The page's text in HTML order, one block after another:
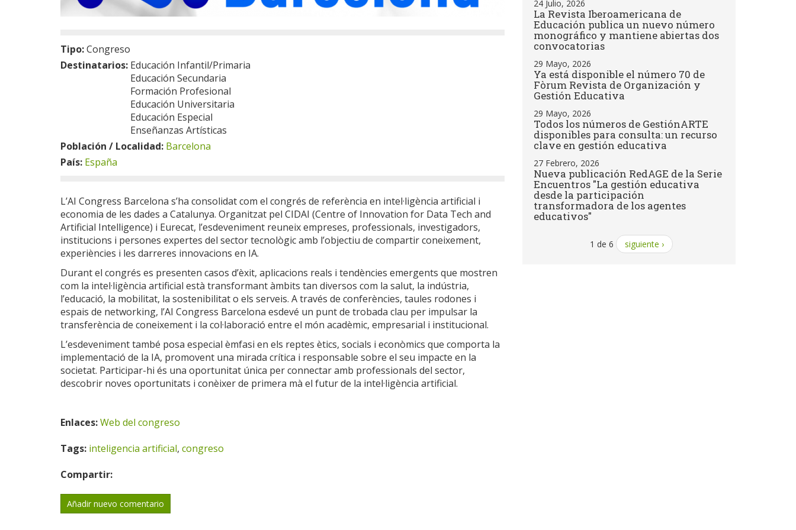
Tipo:Congreso
Destinatarios: Educación Infantil/Primaria
Educación Secundaria
Formación Profesional
Educación Universitaria
Educación Especial
Enseñanzas Artísticas
Población / Localidad: Barcelona
País: España
L’AI Congress Barcelona s’ha consolidat com el congrés de referència en intel·ligència artificial i
economia de les dades a Catalunya. Organitzat pel CIDAI (Centre of Innovation for Data Tech and
Artificial Intelligence) i Eurecat, l’esdeveniment reuneix empreses, professionals, investigadors,
institucions i persones expertes del sector tecnològic amb l’objectiu de compartir coneixement,
experiències i les darreres innovacions en IA.
Durant el congrés es presenten casos d’èxit, aplicacions reals i tendències emergents que mostren
com la intel·ligència artificial està transformant àmbits tan diversos com la salut, la indústria,
l’educació, la mobilitat, la sostenibilitat o els serveis. A través de conferències, taules rodones i
espais de networking, l’AI Congress Barcelona esdevé un punt de trobada clau per impulsar la
transferència de coneixement i la col·laboració entre el món acadèmic, empresarial i institucional.
L’esdeveniment també posa especial èmfasi en els reptes ètics, socials i econòmics que comporta la
implementació de la IA, promovent una mirada crítica i responsable sobre el seu impacte en la
societat. Participar-hi és una oportunitat única per connectar amb professionals del sector,
descobrir noves oportunitats i conèixer de primera mà el futur de la intel·ligència artificial.
Enlaces:Web del congreso
Tags: inteligencia artificial, congreso
Compartir:
Añadir nuevo comentario
24 Julio, 2026
La Revista Iberoamericana de
Educación publica un nuevo número
monográfico y mantiene abiertas dos
convocatorias
29 Mayo, 2026
Ya está disponible el número 70 de
Fòrum Revista de Organización y
Gestión Educativa
29 Mayo, 2026
Todos los números de GestiónARTE
disponibles para consulta: un recurso
clave en gestión educativa
27 Febrero, 2026
Nueva publicación RedAGE de la Serie
Encuentros "La gestión educativa
desde la participación
transformadora de los agentes
educativos"
1 de 6 siguiente ›